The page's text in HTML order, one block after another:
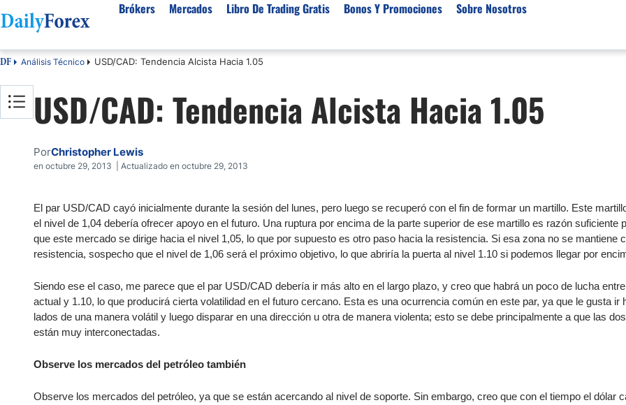
Brókers
España
Argentina
Rep. Dominicana
Mexico
Costa Rica
Venezuela
Guatemala
El Salvador
Ecuador
Paraguay
Latinoamérica
Brokers Regulados
Brokers Para Scalping
Brokers por Categoría
Lista de Mejores Prop
Empresas de Fondeo en
Mercados
Divisas
EUR/USD
USD/PEN
Materias Primas
Precio del Cafe
Precio del Cacao
Oro (XAU/USD)
Plata (XAG/USD)
Indices
Nasdaq 100
Acciones
Análisis Forex
Señales Forex Gratis
Mercado de Acciones
Libro De Trading Gratis Bonos Y Promociones Sobre Nosotros
Sobre Nosotros
Política editorial
Cómo generamos ingresos
Nuestra metodología
Por qué confiar en nosotros
DF Análisis Técnico USD/CAD: Tendencia Alcista Hacia 1.05
USD/CAD: Tendencia Alcista Hacia 1.05
PorChristopher Lewis
en octubre 29, 2013 | Actualizado en octubre 29, 2013
El par USD/CAD cayó inicialmente durante la sesión del lunes, pero luego se recuperó con el fin de formar un martillo. Este
el nivel de 1,04 debería ofrecer apoyo en el futuro. Una ruptura por encima de la parte superior de ese martillo es razón suficiente
que este mercado se dirige hacia el nivel 1,05, lo que por supuesto es otro paso hacia la resistencia. Si esa zona no se mantiene
resistencia, sospecho que el nivel de 1,06 será el próximo objetivo, lo que abriría la puerta al nivel 1.10 si podemos llegar por
Siendo ese el caso, me parece que el par USD/CAD debería ir más alto en el largo plazo, y creo que habrá un poco de lucha
actual y 1.10, lo que producirá cierta volatilidad en el futuro cercano. Esta es una ocurrencia común en este par, ya que le gusta ir
lados de una manera volátil y luego disparar en una dirección u otra de manera violenta; esto se debe principalmente a que las
están muy interconectadas.
Observe los mercados del petróleo también
Observe los mercados del petróleo, ya que se están acercando al nivel de soporte. Sin embargo, creo que con el tiempo el dólar